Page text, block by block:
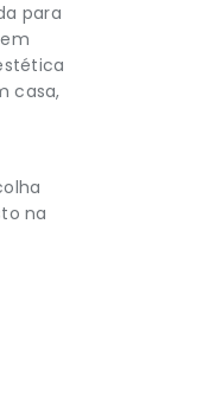
para
casa,
na